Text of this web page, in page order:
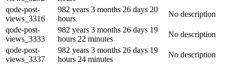
qode-post-
views_3316
982 years 3 months 26 days 20
hours
No description
qode-post-
views_3333
982 years 3 months 26 days 19
hours 22 minutes
No description
qode-post-
views_3337
982 years 3 months 26 days 19
hours 24 minutes
No description